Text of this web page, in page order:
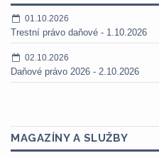
01.10.2026
Trestní právo daňové - 1.10.2026
02.10.2026
Daňové právo 2026 - 2.10.2026
MAGAZÍNY A SLUŽBY